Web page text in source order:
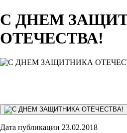
С ДНЕМ
ОТЕЧЕСТВА!
Дата публикации 23.02.2018